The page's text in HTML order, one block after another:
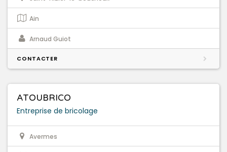
Ain
Arnaud Guiot
CONTACTER
ATOUBRICO
Entreprise de bricolage
Avermes